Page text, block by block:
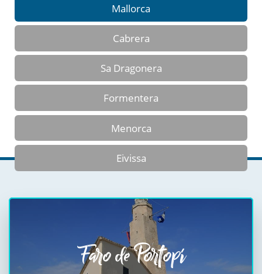
Mallorca
Cabrera
Sa Dragonera
Formentera
Menorca
Eivissa
Faro de Portopí